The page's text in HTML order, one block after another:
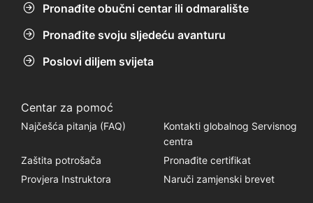
Pronađite obučni centar ili odmaralište
Pronađite svoju sljedeću avanturu
Poslovi diljem svijeta
Centar za pomoć
Najčešća pitanja (FAQ)
Kontakti globalnog Servisnog
centra
Zaštita potrošača
Pronađite certifikat
Provjera Instruktora
Naruči zamjenski brevet